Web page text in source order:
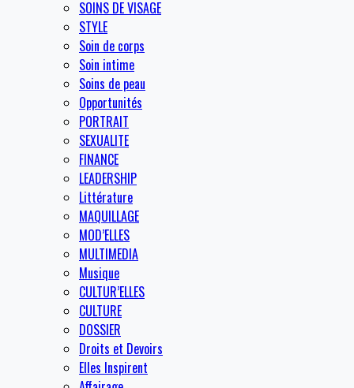
SOINS DE VISAGE
STYLE
Soin de corps
Soin intime
Soins de peau
Opportunités
PORTRAIT
SEXUALITE
FINANCE
LEADERSHIP
Littérature
MAQUILLAGE
MOD’ELLES
MULTIMEDIA
Musique
CULTUR’ELLES
CULTURE
DOSSIER
Droits et Devoirs
Elles Inspirent